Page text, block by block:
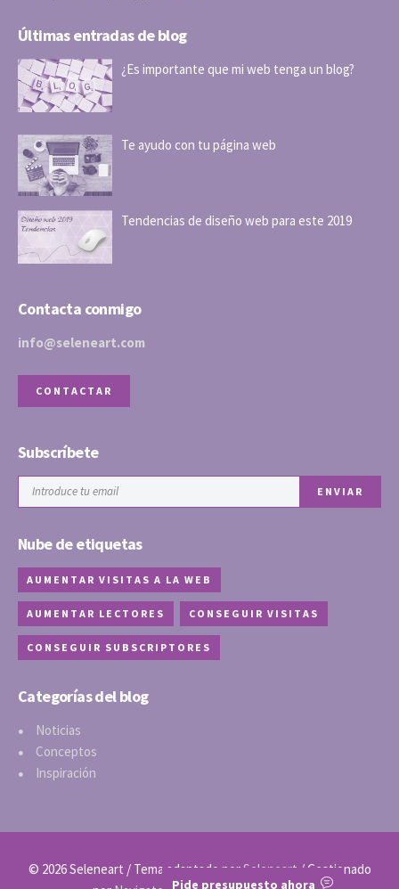
Últimas entradas de blog
¿Es importante que mi web tenga un blog?
Te ayudo con tu página web
Tendencias de diseño web para este 2019
Contacta conmigo
info@seleneart.com
CONTACTAR
Subscríbete
Nube de etiquetas
AUMENTAR VISITAS A LA WEB
AUMENTAR LECTORES CONSEGUIR VISITAS
CONSEGUIR SUBSCRIPTORES
Categorías del blog
Noticias
Conceptos
Inspiración
© 2026 Seleneart / Tema adaptado porSeleneart / Gestionado
Pide presupuesto ahora